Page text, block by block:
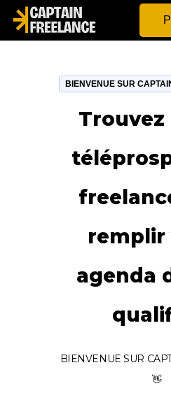
BIENVENUE SUR
Trouvez
remplir
agenda
BIENVENUE SUR
👋